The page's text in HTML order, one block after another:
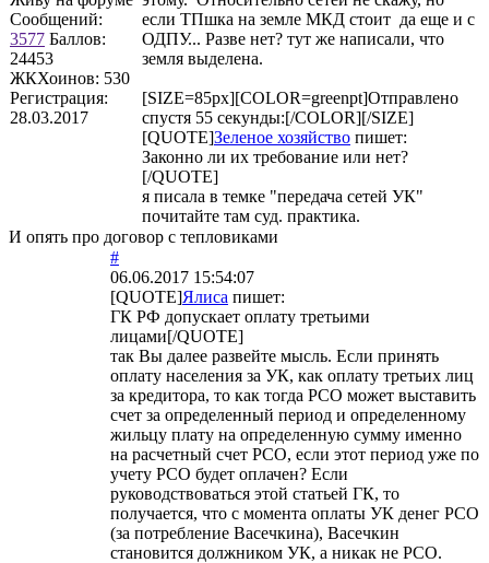
Сообщений:
3577 Баллов:
24453
ЖКХоинов: 530
Регистрация:
28.03.2017
если ТПшка на земле МКД стоит да еще и с
ОДПУ... Разве нет? тут же написали, что
земля выделена.
[SIZE=85px][COLOR=greenpt]Отправлено
спустя 55 секунды:[/COLOR][/SIZE]
[QUOTE]Зеленое хозяйство пишет:
Законно ли их требование или нет?
[/QUOTE]
я писала в темке "передача сетей УК"
почитайте там суд. практика.
И опять про договор с тепловиками
#
06.06.2017 15:54:07
[QUOTE]Ялиса пишет:
ГК РФ допускает оплату третьими
лицами[/QUOTE]
так Вы далее развейте мысль. Если принять
оплату населения за УК, как оплату третьих лиц
за кредитора, то как тогда РСО может выставить
счет за определенный период и определенному
жильцу плату на определенную сумму именно
на расчетный счет РСО, если этот период уже по
учету РСО будет оплачен? Если
руководствоваться этой статьей ГК, то
получается, что с момента оплаты УК денег РСО
(за потребление Васечкина), Васечкин
становится должником УК, а никак не РСО.